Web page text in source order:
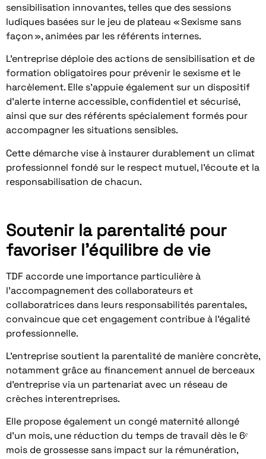
sensibilisation innovantes, telles que des sessions
ludiques basées sur le jeu de plateau « Sexisme sans
façon », animées par les référents internes.
L’entreprise déploie des actions de sensibilisation et de
formation obligatoires pour prévenir le sexisme et le
harcèlement. Elle s’appuie également sur un dispositif
d’alerte interne accessible, confidentiel et sécurisé,
ainsi que sur des référents spécialement formés pour
accompagner les situations sensibles.
Cette démarche vise à instaurer durablement un climat
professionnel fondé sur le respect mutuel, l’écoute et la
responsabilisation de chacun.
Soutenir la parentalité pour
favoriser l’équilibre de vie
TDF accorde une importance particulière à
l’accompagnement des collaborateurs et
collaboratrices dans leurs responsabilités parentales,
convaincue que cet engagement contribue à l’égalité
professionnelle.
L’entreprise soutient la parentalité de manière concrète,
notamment grâce au financement annuel de berceaux
d’entreprise via un partenariat avec un réseau de
crèches interentreprises.
Elle propose également un congé maternité allongé
d’un mois, une réduction du temps de travail dès le 6ᵉ
mois de grossesse sans impact sur la rémunération,